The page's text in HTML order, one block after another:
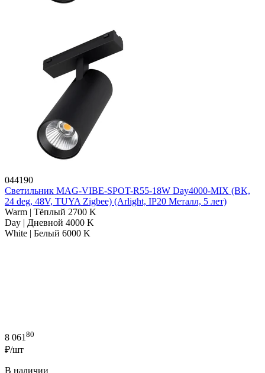
044190
Светильник MAG-VIBE-SPOT-R55-18W Day4000-MIX (BK,
24 deg, 48V, TUYA Zigbee) (Arlight, IP20 Металл, 5 лет)
Warm | Тёплый 2700 K
Day | Дневной 4000 K
White | Белый 6000 K
8 061 80
₽/шт
В наличии